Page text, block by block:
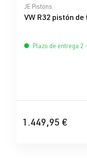
Calificación
JE Pistons
VW R32 pistón
Plazo de entrega 2
1.449,95 €